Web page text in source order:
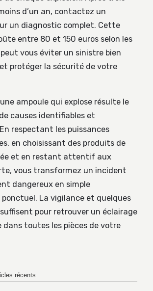
d’un an, contactez un
un diagnostic complet. Cette
entre 80 et 150 euros selon les
vous éviter un sinistre bien
protéger la sécurité de votre
ampoule qui explose résulte le
causes identifiables et
respectant les puissances
en choisissant des produits de
et en restant attentif aux
vous transformez un incident
dangereux en simple
La vigilance et quelques
pour retrouver un éclairage
dans toutes les pièces de votre
récents